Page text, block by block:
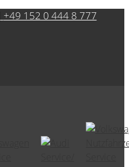
+49 152 0 444 8 777